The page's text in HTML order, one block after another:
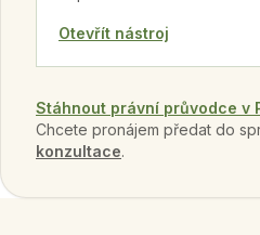
Otevřít nástroj
Stáhnout právní průvodce v
Chcete pronájem předat do
konzultace.